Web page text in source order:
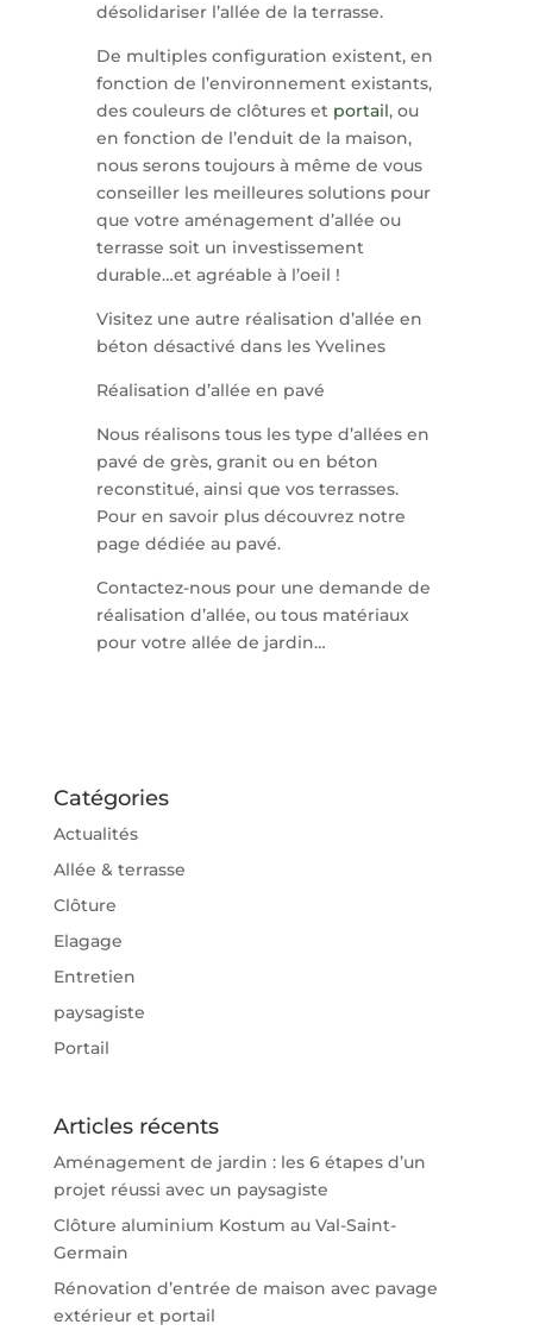
désolidariser l’allée de la terrasse.
De multiples configuration existent, en
fonction de l’environnement existants,
des couleurs de clôtures et portail, ou
en fonction de l’enduit de la maison,
nous serons toujours à même de vous
conseiller les meilleures solutions pour
que votre aménagement d’allée ou
terrasse soit un investissement
durable…et agréable à l’oeil !
Visitez une autre réalisation d’allée en
béton désactivé dans les Yvelines
Réalisation d’allée en pavé
Nous réalisons tous les type d’allées en
pavé de grès, granit ou en béton
reconstitué, ainsi que vos terrasses.
Pour en savoir plus découvrez notre
page dédiée au pavé.
Contactez-nous pour une demande de
réalisation d’allée, ou tous matériaux
pour votre allée de jardin…
Catégories
Actualités
Allée & terrasse
Clôture
Elagage
Entretien
paysagiste
Portail
Articles récents
Aménagement de jardin : les 6 étapes d’un
projet réussi avec un paysagiste
Clôture aluminium Kostum au Val-Saint-
Germain
Rénovation d’entrée de maison avec pavage
extérieur et portail